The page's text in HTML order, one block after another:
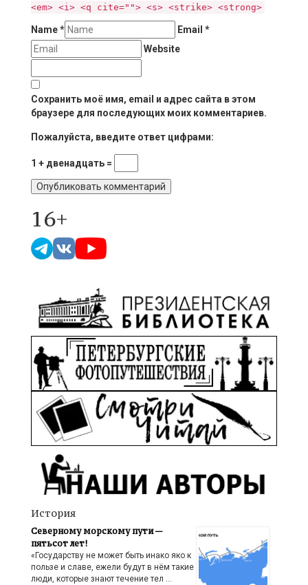
<em> <i> <q cite=""> <s> <strike> <strong>
Name* Email *
Website
Сохранить моё имя, email и адрес сайта в этом
браузере для последующих моих комментариев.
Пожалуйста, введите ответ цифрами:
1 + двенадцать =
16+
История
Северному морскому пути —
пятьсот лет!
«Государству не может быть инако яко к
пользе и славе, ежели будут в нём такие
люди, которые знают течение тел …